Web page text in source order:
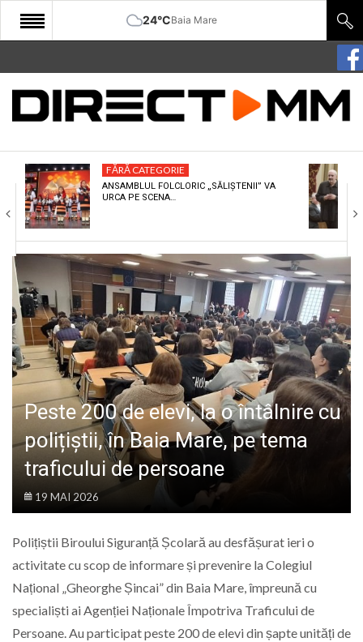
24°CBaia Mare
START
COMUNITATE
CULTURA
ECONOMIE
SANATATE
SPORT
SPECIAL
POLITIC
LIFE
FĂRĂ CATEGORIE
ANSAMBLUL FOLCLORIC „SĂLIȘTENII” VA
URCA PE SCENA…
Peste 200 de elevi, la o întâlnire cu
polițiștii, în Baia Mare, pe tema
traficului de persoane
19 MAI 2026
Polițiștii Biroului Siguranță Școlară au desfășurat ieri o
activitate cu scop de informare și prevenire la Colegiul
Național „Gheorghe Șincai” din Baia Mare, împreună cu
specialiști ai Agenției Naționale Împotriva Traficului de
Persoane. Au participat peste 200 de elevi din șapte unități de